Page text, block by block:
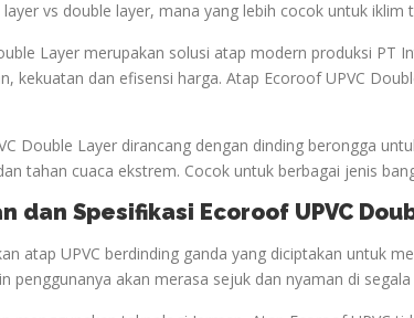
layer vs double layer, mana yang lebih cocok untuk iklim
Layer merupakan solusi atap modern produksi PT
kekuatan dan efisensi harga. Atap Ecoroof UPVC
Double Layer dirancang dengan dinding berongga
tahan cuaca ekstrem. Cocok untuk berbagai jenis
dan Spesifikasi Ecoroof UPVC
atap UPVC berdinding ganda yang diciptakan untuk
penggunanya akan merasa sejuk dan nyaman di